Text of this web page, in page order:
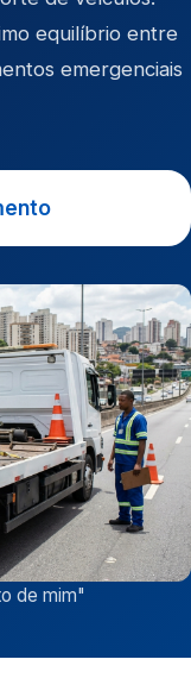
equilíbrio entre
emergenciais
de mim"